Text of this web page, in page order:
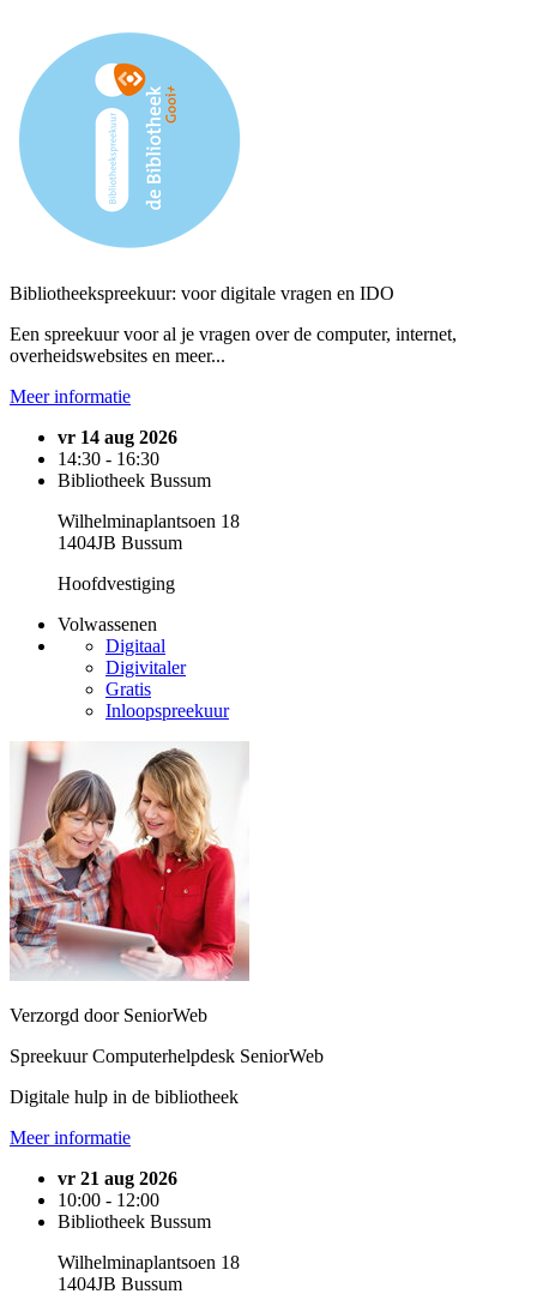
Bibliotheekspreekuur: voor digitale vragen en IDO
Een spreekuur voor al je vragen over de computer, internet,
overheidswebsites en meer...
Meer informatie
vr 14 aug 2026
14:30 - 16:30
Bibliotheek Bussum
Wilhelminaplantsoen 18
1404JB Bussum
Hoofdvestiging
Volwassenen
Digitaal
Digivitaler
Gratis
Inloopspreekuur
Verzorgd door SeniorWeb
Spreekuur Computerhelpdesk SeniorWeb
Digitale hulp in de bibliotheek
Meer informatie
vr 21 aug 2026
10:00 - 12:00
Bibliotheek Bussum
Wilhelminaplantsoen 18
1404JB Bussum